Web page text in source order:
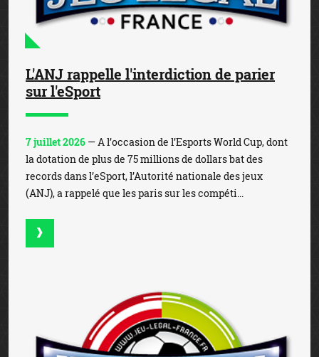
L'ANJ rappelle l'interdiction de parier
sur l'eSport
7 juillet 2026 — A l’occasion de l’Esports World Cup, dont
la dotation de plus de 75 millions de dollars bat des
records dans l’eSport, l’Autorité nationale des jeux
(ANJ), a rappelé que les paris sur les compéti...